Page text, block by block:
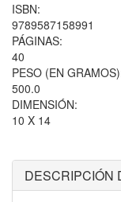
ISBN:
9789587158991
PÁGINAS:
40
PESO (EN
500.0
DIMENSIÓN:
10 X 14
DESCRIPCIÓN